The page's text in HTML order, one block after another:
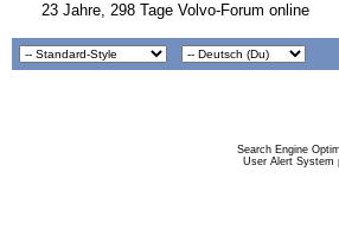
23 Jahre, 298 Tage Volvo-Forum online
Search Engine
User Alert System